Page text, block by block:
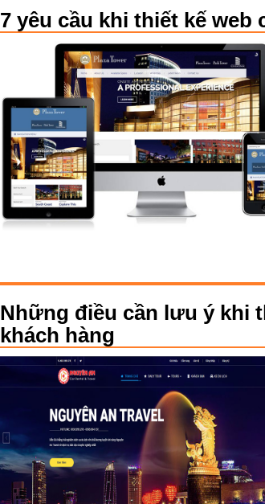
7 yêu cầu khi thiết kế web
Những điều cần lưu ý khi
khách hàng